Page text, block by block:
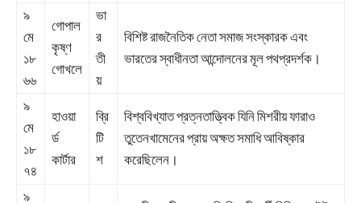
৯
মে
১৮
৬৬
গোপাল
কৃষ্ণ
গোখলে
ভা
র
তী
য়
বিশিষ্ট রাজনৈতিক নেতা সমাজ সংস্কারক এবং
ভারতের স্বাধীনতা আন্দোলনের মূল পথপ্রদর্শক।
৯
মে
১৮
৭৪
হাওয়া
র্ড
কার্টার
ব্রি
টি
শ
বিশ্ববিখ্যাত প্রত্নতাত্ত্বিক যিনি মিশরীয় ফারাও
তুতেনখামেনের প্রায় অক্ষত সমাধি আবিষ্কার
করেছিলেন।
৯